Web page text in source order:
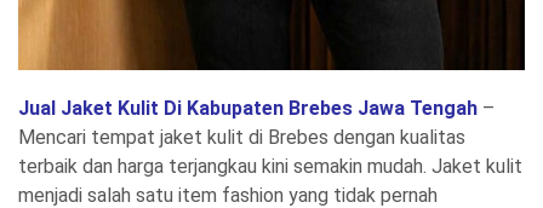
Jual Jaket Kulit Di Kabupaten Brebes Jawa Tengah –
Mencari tempat jaket kulit di Brebes dengan kualitas
terbaik dan harga terjangkau kini semakin mudah. Jaket kulit
menjadi salah satu item fashion yang tidak pernah